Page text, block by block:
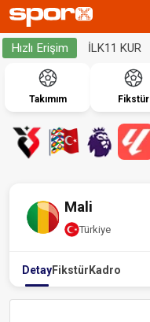
Hızlı Erişim İLK11 KUR
Takımım Fikstür
Mali
Türkiye
DetayFikstür Kadro